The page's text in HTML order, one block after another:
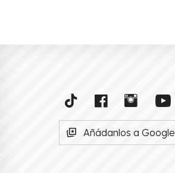
Añádanlos a Google